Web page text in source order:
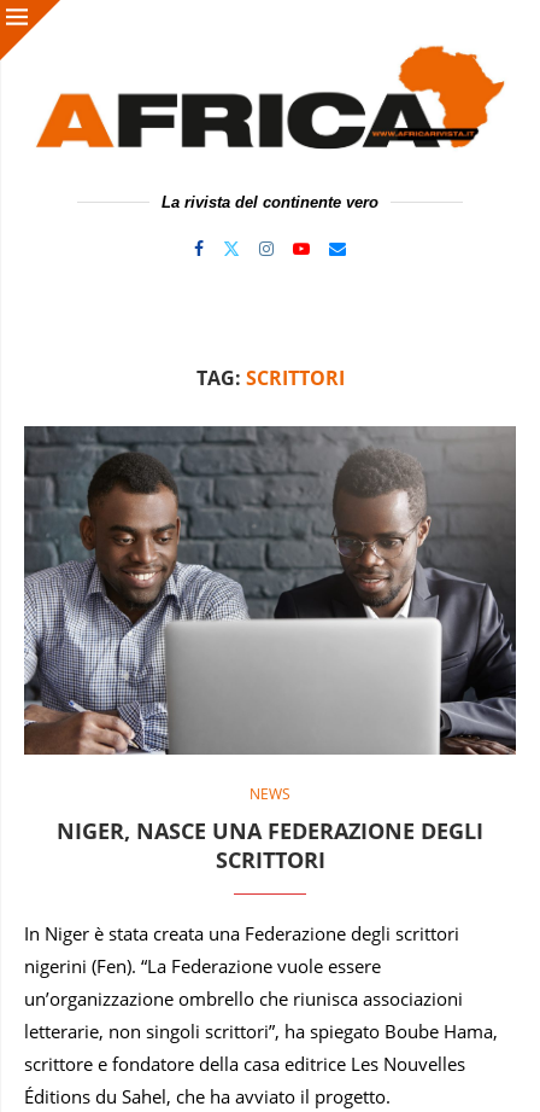
La rivista del continente vero
TAG: SCRITTORI
NEWS
NIGER, NASCE UNA FEDERAZIONE DEGLI
SCRITTORI
In Niger è stata creata una Federazione degli scrittori
nigerini (Fen). “La Federazione vuole essere
un’organizzazione ombrello che riunisca associazioni
letterarie, non singoli scrittori”, ha spiegato Boube Hama,
scrittore e fondatore della casa editrice Les Nouvelles
Éditions du Sahel, che ha avviato il progetto.